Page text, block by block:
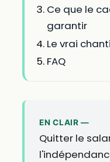
Ce que le
garantir
Le vrai
FAQ
EN CLAIR —
Quitter le